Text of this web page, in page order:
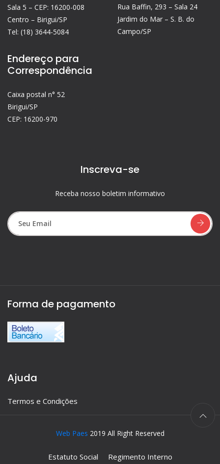
Sala 5 – CEP: 16200-008
Centro – Birigui/SP
Tel: (18) 3644-5084
Endereço para
Correspondência
Caixa postal n° 52
Birigui/SP
CEP: 16200-970
Rua Baffin, 293 – Sala 24
Jardim do Mar – S. B. do
Campo/SP
Inscreva-se
Receba nosso boletim informativo
Forma de pagamento
Ajuda
Termos e Condições
Web Paes 2019 All Right Reserved
Estatuto Social Regimento Interno